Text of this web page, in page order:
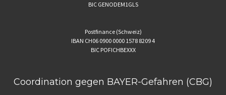
BIC GENODEM1GLS
Postfinance (Schweiz)
IBAN CH06 0900 0000 1578 8209 4
BIC POFICHBEXXX
Coordination gegen BAYER-Gefahren (CBG)